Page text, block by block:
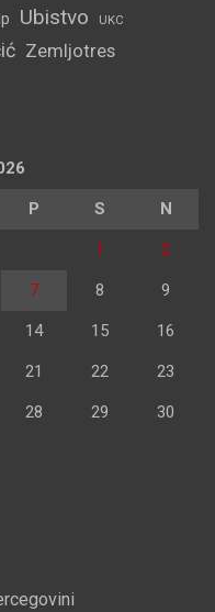
Ubistvo UKC
Zemljotres
P S N
1 2
7 8 9
14 15 16
21 22 23
28 29 30